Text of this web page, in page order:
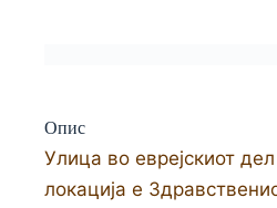
Опис
Улица во еврејскиот
локација е